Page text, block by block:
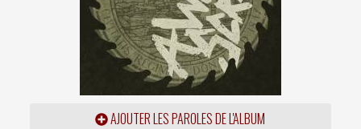
AJOUTER LES PAROLES DE L'ALBUM